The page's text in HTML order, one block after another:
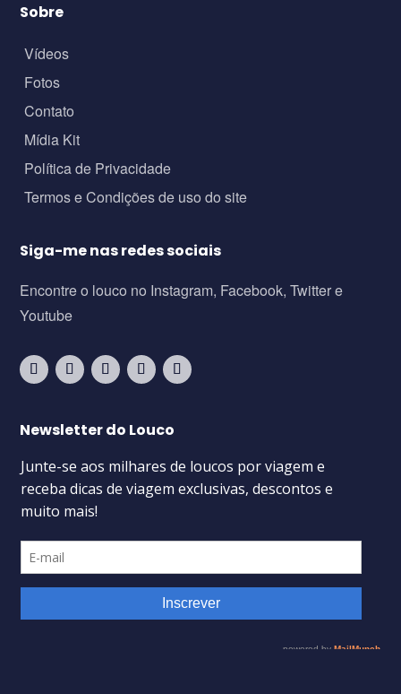
Sobre
Vídeos
Fotos
Contato
Mídia Kit
Política de Privacidade
Termos e Condições de uso do site
Siga-me nas redes sociais
Encontre o louco no Instagram, Facebook, Twitter e
Youtube
Newsletter do Louco